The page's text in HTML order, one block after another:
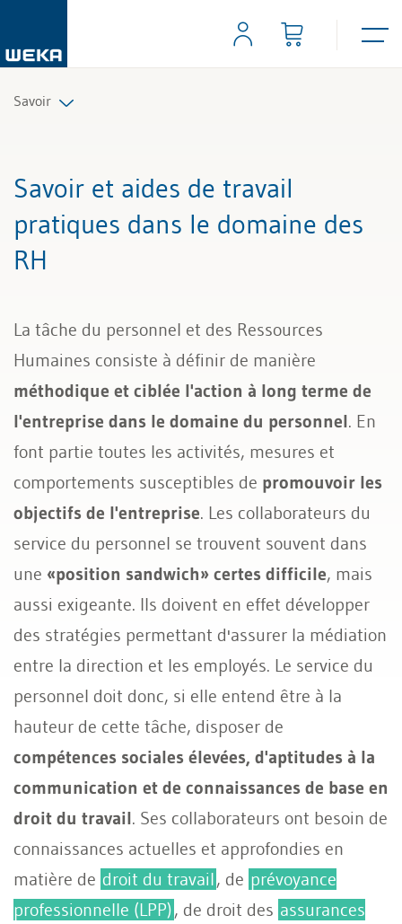
Savoir
Gestion et management
Compétences personnelles
Droit
Savoir et aides de travail
pratiques dans le domaine des
RH
La tâche du personnel et des Ressources
Humaines consiste à définir de manière
méthodique et ciblée l'action à long terme de
l'entreprise dans le domaine du personnel. En
font partie toutes les activités, mesures et
comportements susceptibles de promouvoir les
objectifs de l'entreprise. Les collaborateurs du
service du personnel se trouvent souvent dans
une «position sandwich» certes difficile, mais
aussi exigeante. Ils doivent en effet développer
des stratégies permettant d'assurer la médiation
entre la direction et les employés. Le service du
personnel doit donc, si elle entend être à la
hauteur de cette tâche, disposer de
compétences sociales élevées, d'aptitudes à la
communication et de connaissances de base en
droit du travail. Ses collaborateurs ont besoin de
connaissances actuelles et approfondies en
matière de droit du travail, de prévoyance
professionnelle (LPP), de droit des assurances